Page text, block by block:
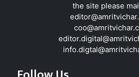
the site please